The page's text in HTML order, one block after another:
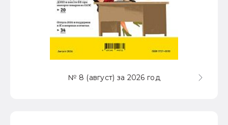
№ 8 (август) за 2026 год